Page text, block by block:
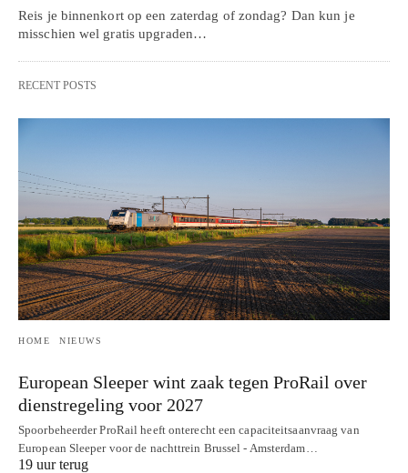
Reis je binnenkort op een zaterdag of zondag? Dan kun je
misschien wel gratis upgraden…
RECENT POSTS
HOME NIEUWS
European Sleeper wint zaak tegen ProRail over
dienstregeling voor 2027
Spoorbeheerder ProRail heeft onterecht een capaciteitsaanvraag van
European Sleeper voor de nachttrein Brussel - Amsterdam…
19 uur terug